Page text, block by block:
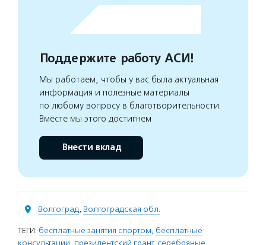
Поддержите работу АСИ!
Мы работаем, чтобы у вас была актуальная
информация и полезные материалы
по любому вопросу в благотворительности.
Вместе мы этого достигнем
Внести вклад
Волгоград, Волгоградская обл.
ТЕГИ: бесплатные занятия спортом, бесплатные
консультации президентский грант, серебряные